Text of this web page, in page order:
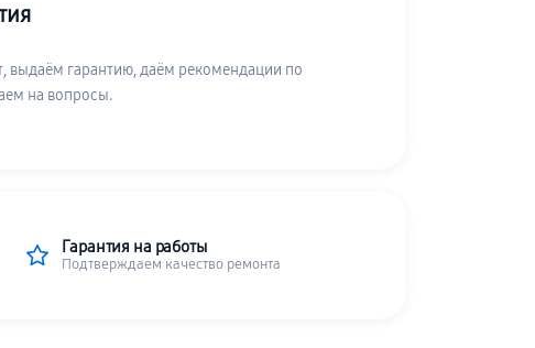
выдаём гарантию, даём рекомендации по
на вопросы.
Гарантия на работы
Подтверждаем качество ремонта